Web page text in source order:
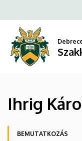
Károly
a
tartalomra
Ihrig
Oldalmenü
BEMUTATKOZÁS